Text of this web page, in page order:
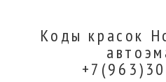
Коды красок